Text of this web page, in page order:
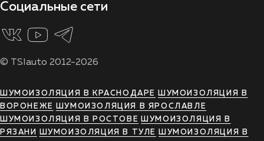
Социальные сети
© TSIauto 2012-2026
ШУМОИЗОЛЯЦИЯ В КРАСНОДАРЕ
ШУМОИЗОЛЯЦИЯ В
ВОРОНЕЖЕ
ШУМОИЗОЛЯЦИЯ В ЯРОСЛАВЛЕ
ШУМОИЗОЛЯЦИЯ В РОСТОВЕ
ШУМОИЗОЛЯЦИЯ В
РЯЗАНИ
ШУМОИЗОЛЯЦИЯ В ТУЛЕ ШУМОИЗОЛЯЦИЯ В